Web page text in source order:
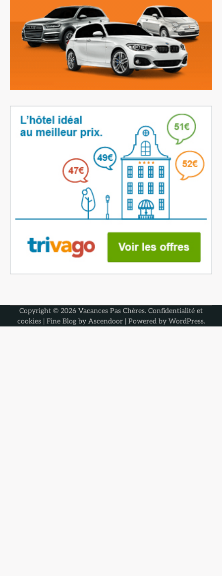
Copyright © 2026 Vacances Pas Chères. Confidentialité et
cookies| Fine Blog by Ascendoor| Powered by WordPress.